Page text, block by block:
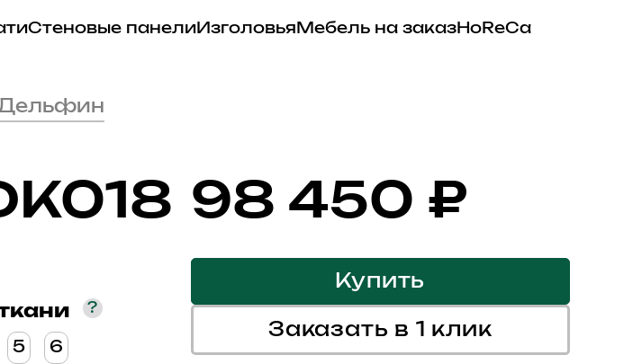
Стеновые панелиИзголовья Мебель на заказHoReCa
Дельфин
?
5 6
98 450 ₽
Купить
Заказать в 1 клик